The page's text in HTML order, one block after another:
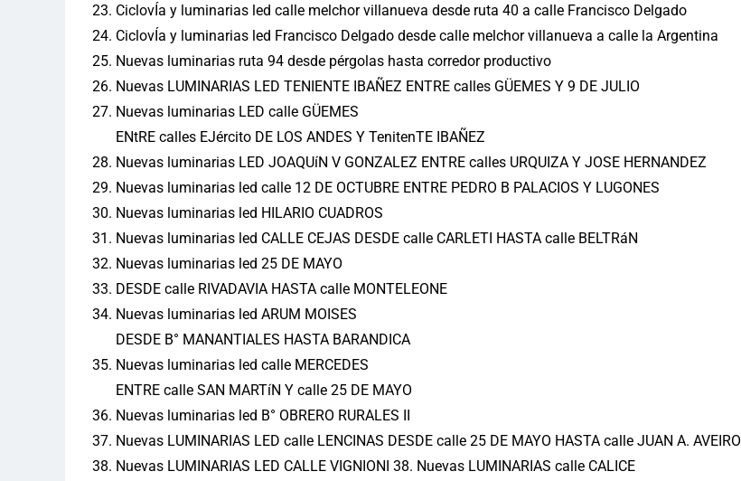
CiclovÍa y luminarias led calle melchor villanueva desde ruta 40 a calle Francisco Delgado
CiclovÍa y luminarias led Francisco Delgado desde calle melchor villanueva a calle la Argentina
Nuevas luminarias ruta 94 desde pérgolas hasta corredor productivo
Nuevas LUMINARIAS LED TENIENTE IBAÑEZ ENTRE calles GÜEMES Y 9 DE JULIO
Nuevas luminarias LED calle GÜEMES
ENtRE calles EJército DE LOS ANDES Y TenitenTE IBAÑEZ
Nuevas luminarias LED JOAQUíN V GONZALEZ ENTRE calles URQUIZA Y JOSE HERNANDEZ
Nuevas luminarias led calle 12 DE OCTUBRE ENTRE PEDRO B PALACIOS Y LUGONES
Nuevas luminarias led HILARIO CUADROS
Nuevas luminarias led CALLE CEJAS DESDE calle CARLETI HASTA calle BELTRáN
Nuevas luminarias led 25 DE MAYO
DESDE calle RIVADAVIA HASTA calle MONTELEONE
Nuevas luminarias led ARUM MOISES
DESDE B° MANANTIALES HASTA BARANDICA
Nuevas luminarias led calle MERCEDES
ENTRE calle SAN MARTíN Y calle 25 DE MAYO
Nuevas luminarias led B° OBRERO RURALES II
Nuevas LUMINARIAS LED calle LENCINAS DESDE calle 25 DE MAYO HASTA calle JUAN A. AVEIRO
Nuevas LUMINARIAS LED CALLE VIGNIONI 38. Nuevas LUMINARIAS calle CALICE